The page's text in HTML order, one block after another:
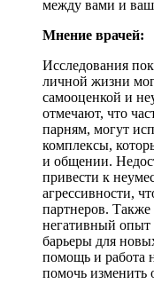
между вами и
Мнение врачей:
Исследования
личной жизни
самооценкой и
отмечают, что
парням, могут
комплексы,
и общении.
привести к
агрессивности,
партнеров.
негативный опыт
барьеры для
помощь и работа
помочь изменить